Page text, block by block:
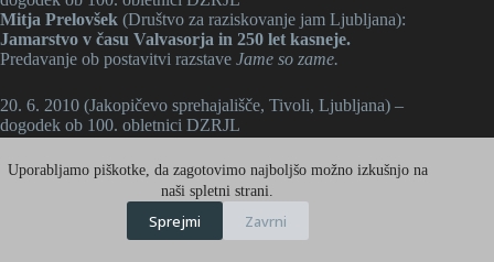
Uporabljamo piškotke, da zagotovimo najboljšo možno izkušnjo na
naši spletni strani.
Sprejmi Zavrni
Mitja Prelovšek (Društvo za raziskovanje jam Ljubljana):
Jamarstvo v času Valvasorja in 250 let kasneje.
Predavanje ob postavitvi razstave Jame so zame.
20. 6. 2010 (Jakopičevo sprehajališče, Tivoli, Ljubljana) –
dogodek ob 100. obletnici DZRJL
Slavnostnin agovor ob otvoritvi fotografska razstavePrvih
100 let Društva za raziskovanje jam Ljubljana
Jani Mödendorfer(podžupan Mestne občine Ljubljana):
Nagovor ob otvoritvi.
(Društvo za raziskovanje jam Ljubljana):